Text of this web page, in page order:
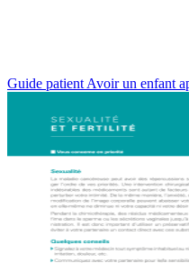
Guide patient Avoir un enfant